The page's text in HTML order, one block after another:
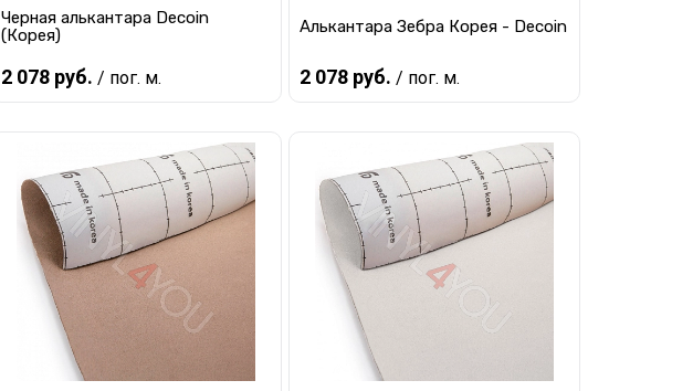
Черная алькантара Decoin
(Корея)
2 078 руб. / пог. м.
Купить в 1 клик К сравнению
В избранное Под заказ
Алькантара Зебра Корея - Decoin
2 078 руб. / пог. м.
Купить в 1 клик К сравнению
В избранное Под заказ